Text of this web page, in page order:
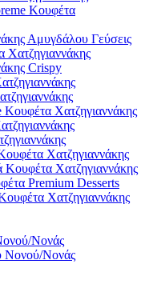
Κουφέτα
Αμυγδάλου Γεύσεις
Crispy
Χατζηγιαννάκης
Χατζηγιαννάκης
Χατζηγιαννάκης
Premium Desserts
Χατζηγιαννάκης
Νονάς
Νονού/Νονάς